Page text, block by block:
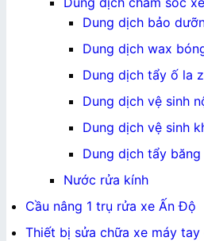
Dung dịch bảo
Dung dịch wax
Dung dịch tẩy ố la
Dung dịch vệ sinh
Dung dịch vệ sinh
Dung dịch tẩy
Nước rửa kính
Cầu nâng 1 trụ rửa xe Ấn Độ
Thiết bị sửa chữa xe máy tay